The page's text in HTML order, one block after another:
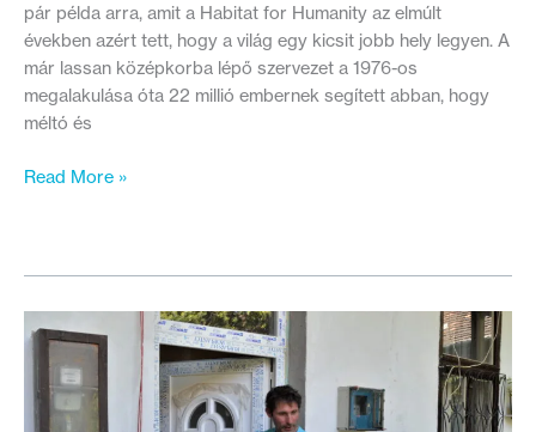
pár példa arra, amit a Habitat for Humanity az elmúlt
években azért tett, hogy a világ egy kicsit jobb hely legyen. A
már lassan középkorba lépő szervezet a 1976-os
megalakulása óta 22 millió embernek segített abban, hogy
méltó és
8.7
méltó
otthonhoz
Habitat
Read More »